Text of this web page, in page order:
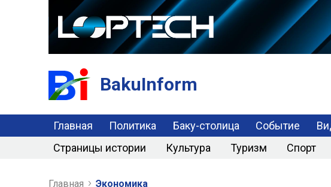
BakuInform
Главная Политика Баку-столица Событие
Страницы истории
Культура Туризм Спорт
Главная Экономика